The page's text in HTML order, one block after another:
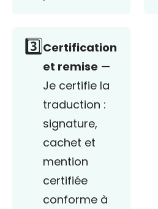
3️⃣Certification
et remise —
Je certifie la
traduction :
signature,
cachet et
mention
certifiée
conforme à